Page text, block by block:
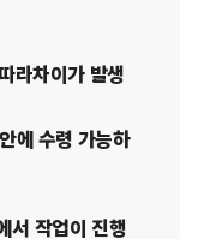
라차이가 발생
안에 수령 가능하
서 작업이 진행